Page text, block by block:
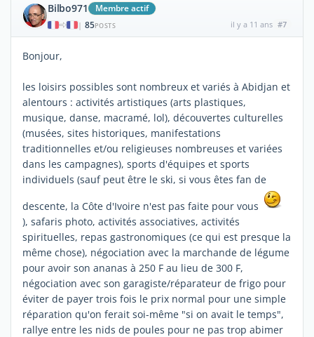
Bilbo971 Membre actif
| 85POSTS il y a 11 ans #7
Bonjour,
les loisirs possibles sont nombreux et variés à Abidjan et
alentours : activités artistiques (arts plastiques,
musique, danse, macramé, lol), découvertes culturelles
(musées, sites historiques, manifestations
traditionnelles et/ou religieuses nombreuses et variées
dans les campagnes), sports d'équipes et sports
individuels (sauf peut être le ski, si vous êtes fan de
descente, la Côte d'Ivoire n'est pas faite pour vous
), safaris photo, activités associatives, activités
spirituelles, repas gastronomiques (ce qui est presque la
même chose), négociation avec la marchande de légume
pour avoir son ananas à 250 F au lieu de 300 F,
négociation avec son garagiste/réparateur de frigo pour
éviter de payer trois fois le prix normal pour une simple
réparation qu'on ferait soi-même "si on avait le temps",
rallye entre les nids de poules pour ne pas trop abimer